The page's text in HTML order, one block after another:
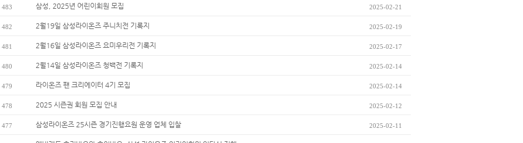
483 삼성, 2025년 어린이회원 모집 2025-02-21
482 2월19일 삼성라이온즈 주니치전 기록지 2025-02-19
481 2월16일 삼성라이온즈 요미우리전 기록지 2025-02-17
480 2월14일 삼성라이온즈 청백전 기록지 2025-02-14
479 라이온즈 팬 크리에이터 4기 모집 2025-02-14
478 2025 시즌권 회원 모집 안내 2025-02-12
477 삼성라이온즈 25시즌 경기진행요원 운영 업체 입찰 2025-02-11